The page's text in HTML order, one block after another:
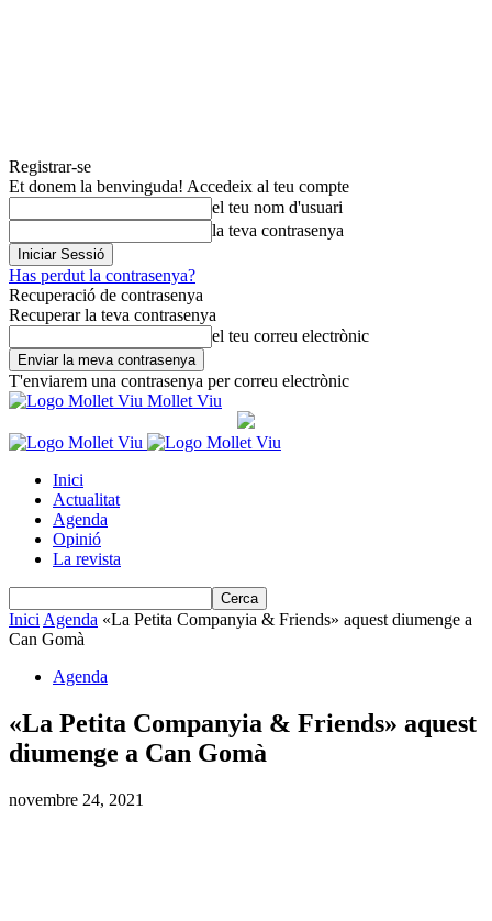
Registrar-se
Et donem la benvinguda! Accedeix al teu compte
el teu nom d'usuari
la teva contrasenya
Has perdut la contrasenya?
Recuperació de contrasenya
Recuperar la teva contrasenya
el teu correu electrònic
T'enviarem una contrasenya per correu electrònic
Mollet Viu
Inici
Actualitat
Agenda
Opinió
La revista
Inici Agenda «La Petita Companyia & Friends» aquest diumenge a
Can Gomà
Agenda
«La Petita Companyia & Friends» aquest
diumenge a Can Gomà
novembre 24, 2021